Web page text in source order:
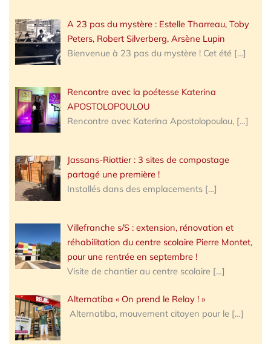
A 23 pas du mystère : Estelle Tharreau, Toby
Peters, Robert Silverberg, Arsène Lupin
Bienvenue à 23 pas du mystère ! Cet été […]
Rencontre avec la poétesse Katerina
APOSTOLOPOULOU
Rencontre avec Katerina Apostolopoulou, […]
Jassans-Riottier : 3 sites de compostage
partagé une première !
Installés dans des emplacements […]
Villefranche s/S : extension, rénovation et
réhabilitation du centre scolaire Pierre Montet,
pour une rentrée en septembre !
Visite de chantier au centre scolaire […]
Alternatiba « On prend le Relay ! »
Alternatiba, mouvement citoyen pour le […]